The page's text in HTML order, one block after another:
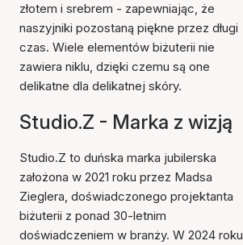
złotem i srebrem - zapewniając, że
naszyjniki pozostaną piękne przez długi
czas. Wiele elementów biżuterii nie
zawiera niklu, dzięki czemu są one
delikatne dla delikatnej skóry.
Studio.Z - Marka z wizją
Studio.Z to duńska marka jubilerska
założona w 2021 roku przez Madsa
Zieglera, doświadczonego projektanta
biżuterii z ponad 30-letnim
doświadczeniem w branży. W 2024 roku